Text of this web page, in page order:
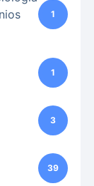
1
1
3
39